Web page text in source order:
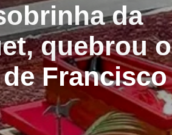
da
quebrou o
Francisco